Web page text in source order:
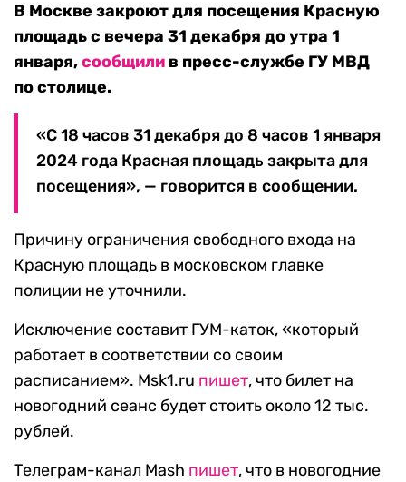
В Москве закроют для посещения Красную
площадь с вечера 31 декабря до утра 1
января,сообщили в пресс-службе ГУ МВД
по столице.
«С 18 часов 31 декабря до 8 часов 1 января
2024 года Красная площадь закрыта для
посещения», — говорится в сообщении.
Причину ограничения свободного входа на
Красную площадь в московском главке
полиции не уточнили.
Исключение составит ГУМ-каток, «который
работает в соответствии со своим
расписанием». Msk1.ru пишет, что билет на
новогодний сеанс будет стоить около 12 тыс.
рублей.
Телеграм-канал Mash пишет, что в новогодние